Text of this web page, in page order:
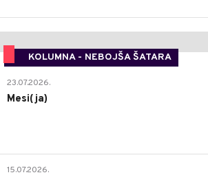
KOLUMNA - NEBOJŠA ŠATARA
23.07.2026.
Mesi(ja)
15.07.2026.